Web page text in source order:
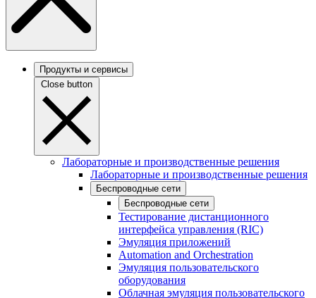
Продукты и сервисы
Close button
Лабораторные и производственные решения
Лабораторные и производственные решения
Беспроводные сети
Беспроводные сети
Тестирование дистанционного
интерфейса управления (RIC)
Эмуляция приложений
Automation and Orchestration
Эмуляция пользовательского
оборудования
Облачная эмуляция пользовательского